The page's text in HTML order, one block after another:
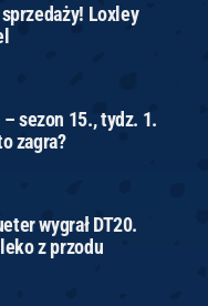
Loxley
sezon 15., tydz. 1.
zagra?
wygrał DT20.
z przodu